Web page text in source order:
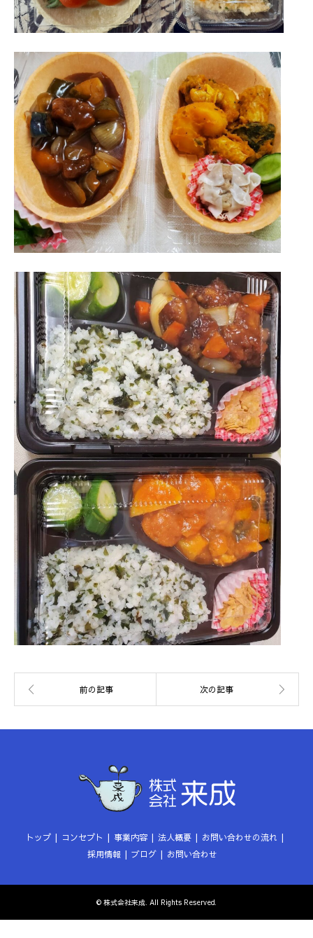
トップ コンセプト 事業内容 法人概要
お問い合わせの流れ
採用情報
ブログ お問い合わせ
© 株式会社来成 . All Rights Reserved.